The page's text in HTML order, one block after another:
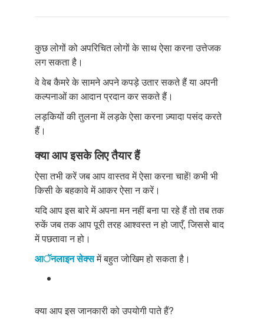
कुछ लोगों को अपरिचित लोगों के साथ ऐसा करना उत्तेजक
लग सकता है।
वे वेब कैमरे के सामने अपने कपड़े उतार सकते हैं या अपनी
कल्पनाओं का आदान प्रदान कर सकते हैं।
लड़कियों की तुलना में लड़के ऐसा करना ज़्यादा पसंद करते
हैं।
क्या आप इसके लिए तैयार हैं
ऐसा तभी करें जब आप वास्तव में ऐसा करना चाहें! कभी भी
किसी के बहकावे में आकर ऐसा न करें।
यदि आप इस बारे में अपना मन नहीं बना पा रहे हैं तो तब तक
रुकें जब तक आप पूरी तरह आश्वस्त न हो जाएँ, जिससे बाद
में पछतावा न हो।
आॅनलाइन सेक्समें बहुत जोखिम हो सकता है।
क्या आप इस जानकारी को उपयोगी पाते हैं?